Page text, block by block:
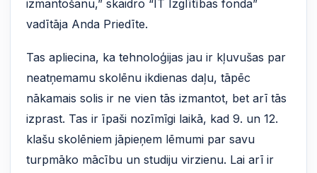
izmantošanu,” skaidro “IT Izglītības fonda”
vadītāja Anda Priedīte.
Tas apliecina, ka tehnoloģijas jau ir kļuvušas par
neatņemamu skolēnu ikdienas daļu, tāpēc
nākamais solis ir ne vien tās izmantot, bet arī tās
izprast. Tas ir īpaši nozīmīgi laikā, kad 9. un 12.
klašu skolēniem jāpieņem lēmumi par savu
turpmāko mācību un studiju virzienu. Lai arī ir